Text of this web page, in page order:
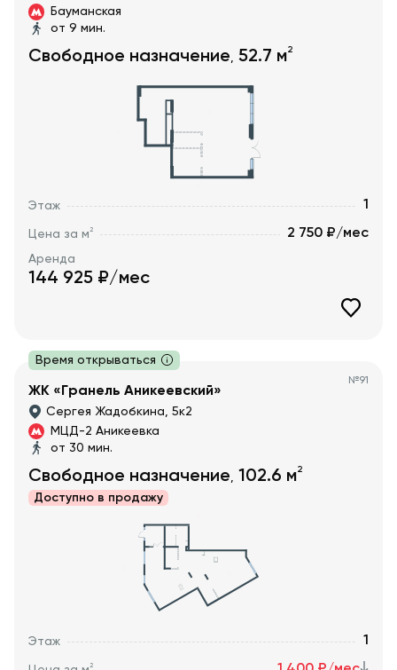
Бауманская
от 9 мин.
Свободное назначение, 52.7 м2
Этаж 1
Цена за м2 2 750 ₽/мес
Аренда
144 925 ₽/мес
Время открываться
№91
ЖК «Гранель Аникеевский»
Сергея Жадобкина, 5к2
МЦД-2 Аникеевка
от 30 мин.
Свободное назначение 102.6 м2
Доступно в продажу
Этаж 1
2